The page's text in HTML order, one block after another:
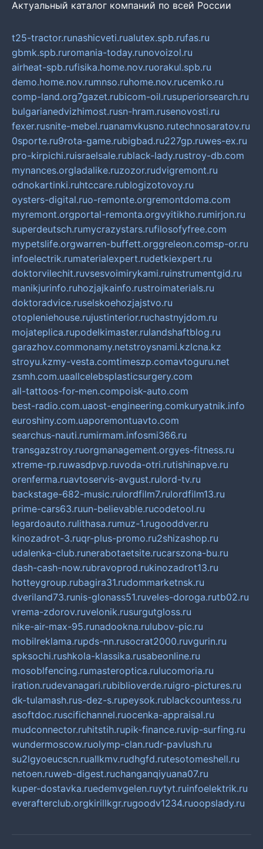
Актуальный каталог компаний по всей России
t25-tractor.runashicveti.rualutex.spb.rufas.ru
gbmk.spb.ruromania-today.runovoizol.ru
airheat-spb.rufisika.home.nov.ruorakul.spb.ru
demo.home.nov.rumnso.ruhome.nov.rucemko.ru
comp-land.org7gazet.rubicom-oil.rusuperiorsearch.ru
bulgarianedvizhimost.rusn-hram.rusenovosti.ru
fexer.rusnite-mebel.ruanamvkusno.rutechnosaratov.ru
0sporte.ru9rota-game.rubigbad.ru227gp.ruwes-ex.ru
pro-kirpichi.ruisraelsale.rublack-lady.rustroy-db.com
mynances.orgladalike.ruzozor.rudvigremont.ru
odnokartinki.ruhtccare.rublogizotovoy.ru
oysters-digital.ruo-remonte.orgremontdoma.com
myremont.orgportal-remonta.orgvyitikho.rumirjon.ru
superdeutsch.rumycrazystars.rufilosofyfree.com
mypetslife.orgwarren-buffett.orggreleon.comsp-or.ru
infoelectrik.rumaterialexpert.rudetkiexpert.ru
doktorvilechit.ruvsesvoimirykami.ruinstrumentgid.ru
manikjurinfo.ruhozjajkainfo.rustroimaterials.ru
doktoradvice.ruselskoehozjajstvo.ru
otopleniehouse.rujustinterior.ruchastnyjdom.ru
mojateplica.rupodelkimaster.rulandshaftblog.ru
garazhov.commonamy.netstroysnami.kzlcna.kz
stroyu.kzmy-vesta.comtimeszp.comavtoguru.net
zsmh.com.uaallcelebsplasticsurgery.com
all-tattoos-for-men.compoisk-auto.com
best-radio.com.uaost-engineering.comkuryatnik.info
euroshiny.com.uaporemontuavto.com
searchus-nauti.rumirmam.infosmi366.ru
transgazstroy.ruorgmanagement.orgyes-fitness.ru
xtreme-rp.ruwasdpvp.ruvoda-otri.rutishinapve.ru
orenferma.ruavtoservis-avgust.rulord-tv.ru
backstage-682-music.rulordfilm7.rulordfilm13.ru
prime-cars63.ruun-believable.rucodetool.ru
legardoauto.rulithasa.rumuz-1.rugooddver.ru
kinozadrot-3.ruqr-plus-promo.ru2shizashop.ru
udalenka-club.runerabotaetsite.rucarszona-bu.ru
dash-cash-now.rubravoprod.rukinozadrot13.ru
hotteygroup.rubagira31.rudommarketnsk.ru
dveriland73.runis-glonass51.ruveles-doroga.rutb02.ru
vrema-zdorov.ruvelonik.rusurgutgloss.ru
nike-air-max-95.runadookna.rulubov-pic.ru
mobilreklama.rupds-nn.rusocrat2000.ruvgurin.ru
spksochi.rushkola-klassika.rusabeonline.ru
mosoblfencing.rumasteroptica.rulucomoria.ru
iration.rudevanagari.rubiblioverde.ruigro-pictures.ru
dk-tulamash.rus-dez-s.rupeysok.rublackcountess.ru
asoftdoc.ruscifichannel.ruocenka-appraisal.ru
mudconnector.ruhitstih.rupik-finance.ruvip-surfing.ru
wundermoscow.ruolymp-clan.rudr-pavlush.ru
su2lgyoeucscn.ruallkmv.rudhgfd.rutesotomeshell.ru
netoen.ruweb-digest.ruchanganqiyuana07.ru
kuper-dostavka.ruedemvgelen.ruytyt.ruinfoelektrik.ru
everafterclub.orgkirillkgr.rugoodv1234.ruoopslady.ru